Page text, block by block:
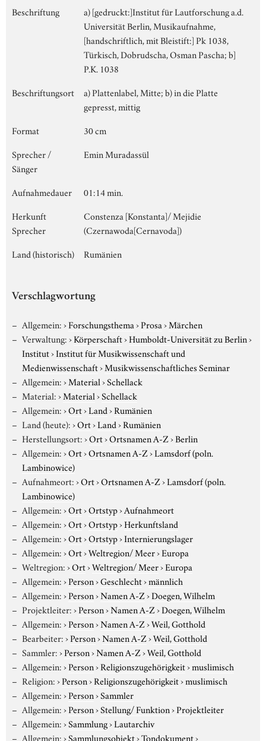
Beschriftung
a) [gedruckt:]Institut für Lautforschung a.d.
Universität Berlin, Musikaufnahme,
[handschriftlich, mit Bleistift:] Pk 1038,
Türkisch, Dobrudscha, Osman Pascha; b]
P.K. 1038
Beschriftungsort
a) Plattenlabel, Mitte; b) in die Platte
gepresst, mittig
Format
30 cm
Sprecher /
Sänger
Emin Muradassül
Aufnahmedauer
01:14 min.
Herkunft
Sprecher
Constenza [Konstanta]/ Mejidie
(Czernawoda[Cernavoda])
Land (historisch)
Rumänien
Verschlagwortung
Allgemein:›Forschungsthema›Prosa›Märchen
Verwaltung:›Körperschaft›Humboldt-Universität zu Berlin›
Institut›Institut für Musikwissenschaft und
Medienwissenschaft›Musikwissenschaftliches Seminar
Allgemein:›Material›Schellack
Material:›Material›Schellack
Allgemein:›Ort›Land›Rumänien
Land (heute):›Ort›Land›Rumänien
Herstellungsort:›Ort›Ortsnamen A-Z›Berlin
Allgemein:›Ort›Ortsnamen A-Z›Lamsdorf (poln.
Lambinowice)
Aufnahmeort:›Ort›Ortsnamen A-Z›Lamsdorf (poln.
Lambinowice)
Allgemein:›Ort›Ortstyp›Aufnahmeort
Allgemein:›Ort›Ortstyp›Herkunftsland
Allgemein:›Ort›Ortstyp›Internierungslager
Allgemein:›Ort›Weltregion/ Meer›Europa
Weltregion:›Ort›Weltregion/ Meer›Europa
Allgemein:›Person›Geschlecht›männlich
Allgemein:›Person›Namen A-Z›Doegen, Wilhelm
Projektleiter:›Person›Namen A-Z›Doegen, Wilhelm
Allgemein:›Person›Namen A-Z›Weil, Gotthold
Bearbeiter:›Person›Namen A-Z›Weil, Gotthold
Sammler:›Person›Namen A-Z›Weil, Gotthold
Allgemein:›Person›Religionszugehörigkeit›muslimisch
Religion:›Person›Religionszugehörigkeit›muslimisch
Allgemein:›Person›Sammler
Allgemein:›Person›Stellung/ Funktion›Projektleiter
Allgemein:›Sammlung›Lautarchiv
Allgemein:›Sammlungsobjekt›Tondokument›